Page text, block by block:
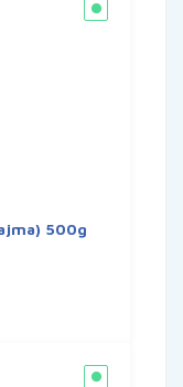
500g